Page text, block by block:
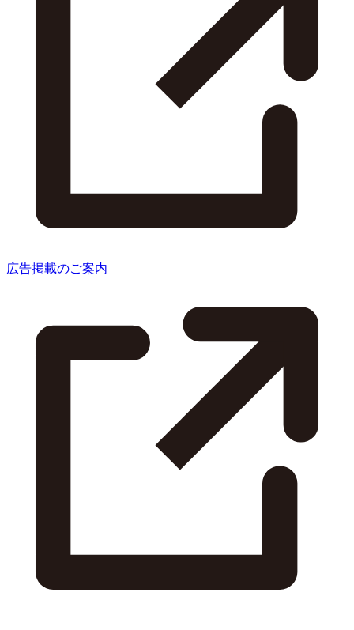
広告掲載のご案内